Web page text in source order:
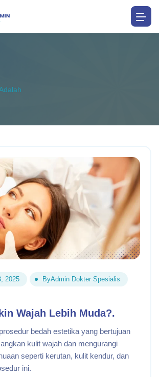
2025 ByAdmin Dokter Spesialis
Wajah Lebih Muda?.
bedah estetika yang bertujuan
kulit wajah dan mengurangi
seperti kerutan, kulit kendur, dan
ini.